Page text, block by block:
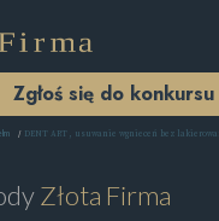
Zgłoś się do konkursu
DENT ART , usuwanie wgnieceń bez
Złota Firma